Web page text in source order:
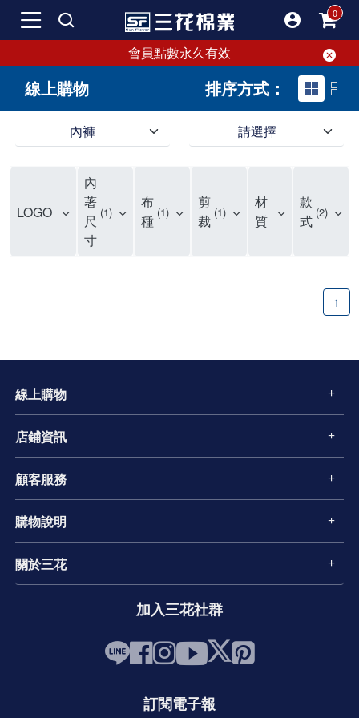
會員點數永久有效
線上購物 排序方式：
內褲 請選擇
LOGO
內
著
尺
寸
1
布
種 1
剪
裁 1
材
質
款
式 2
1
線上購物
店鋪資訊
顧客服務
購物說明
關於三花
加入三花社群
訂閱電子報